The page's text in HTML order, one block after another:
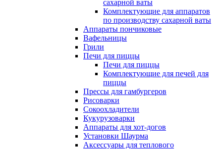
сахарной ваты
Комплектующие для аппаратов
по производству сахарной ваты
Аппараты пончиковые
Вафельницы
Грили
Печи для пиццы
Печи для пиццы
Комплектующие для печей для
пиццы
Прессы для гамбургеров
Рисоварки
Сокоохладители
Кукурузоварки
Аппараты для хот-догов
Установки Шаурма
Аксессуары для теплового